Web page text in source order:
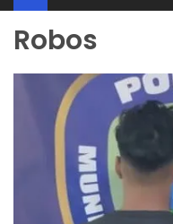
Robos